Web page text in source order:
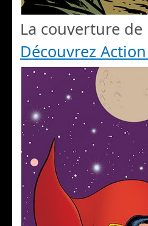
La couverture
Découvrez